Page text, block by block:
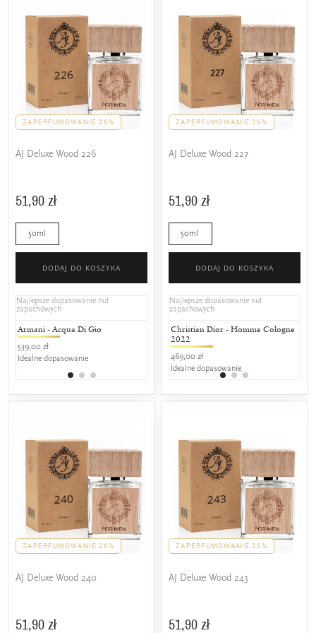
ZAPERFUMOWANIE 26%
AJ Deluxe Wood 226
51,90 zł
50ml
DODAJ DO KOSZYKA
Najlepsze dopasowanie nut
zapachowych
Armani - Acqua Di Gio
539,00 zł
Idealne dopasowanie
Gabriela Sabatini - Gabriela
Sabatini
179,00 zł
25% wspólnych nut zapachowych
Yves
ZAPERFUMOWANIE 26%
AJ Deluxe Wood 227
51,90 zł
50ml
DODAJ DO KOSZYKA
Najlepsze dopasowanie nut
zapachowych
Christian Dior - Homme Cologne
2022
469,00 zł
Idealne dopasowanie
ZAPERFUMOWANIE 26%
AJ Deluxe Wood 240
51,90 zł
ZAPERFUMOWANIE 26%
AJ Deluxe Wood 243
51,90 zł